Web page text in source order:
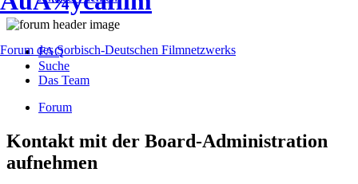
Forum des Sorbisch-Deutschen Filmnetzwerks
FAQ
Suche
Das Team
Forum
Kontakt mit der Board-Administration
aufnehmen